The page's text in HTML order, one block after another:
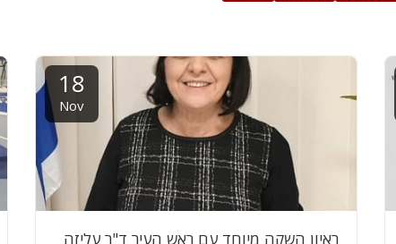
18
Nov
ראיון השקה מיוחד עם ראש העיר ד"ר עליזה